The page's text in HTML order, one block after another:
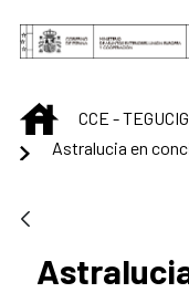
Saltar al contenido
INICIO
CCE -
Astralucia en